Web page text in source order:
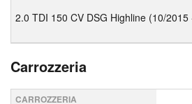
2.0 TDI 150 CV DSG Highline (10/2015
Carrozzeria
CARROZZERIA